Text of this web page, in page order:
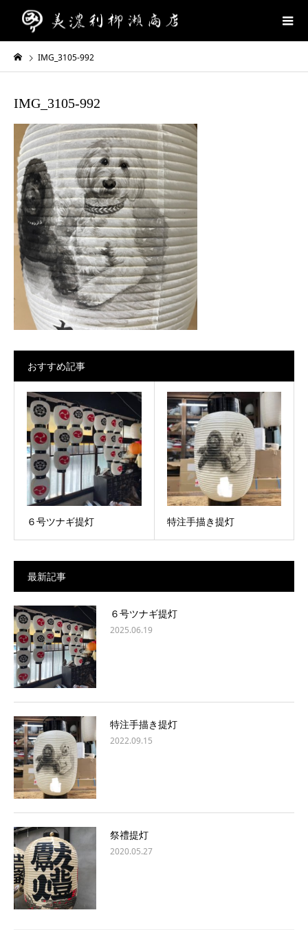
IMG_3105-992
IMG_3105-992
おすすめ記事
６号ツナギ提灯 特注手描き提灯
最新記事
６号ツナギ提灯
2025.06.19
特注手描き提灯
2022.09.15
祭禮提灯
2020.05.27